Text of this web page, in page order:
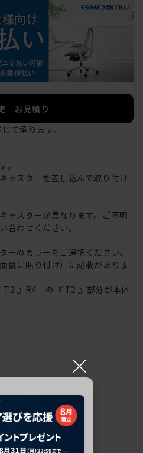
お見積り
て承ります。
。
ャスターを差し込んで取り付け
ャスターが異なります。ご不明
合わせください。
ーのカラーをご選択ください。
裏に貼り付け）に記載がありま
』R4 の『 T2 』部分が本体
×